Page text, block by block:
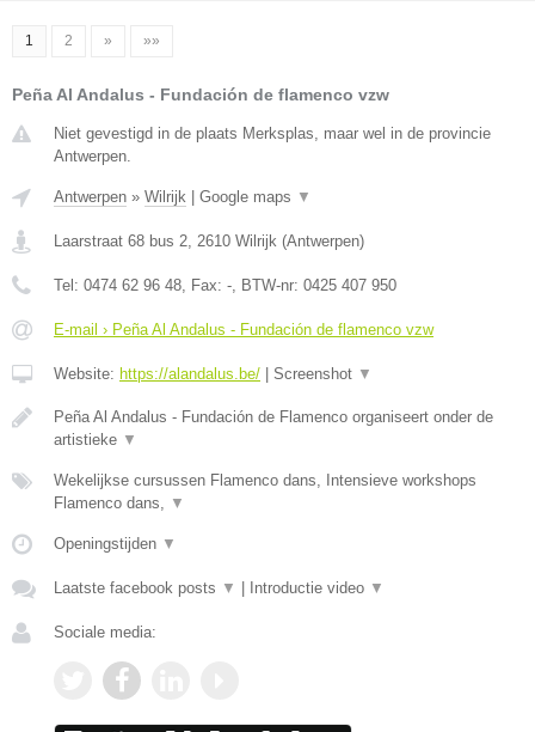
1 2 » »»
Peña Al Andalus - Fundación de flamenco vzw
Niet gevestigd in de plaats Merksplas, maar wel in de provincie
Antwerpen.
Antwerpen » Wilrijk Google maps ▼
Laarstraat 68 bus 2, 2610 Wilrijk (Antwerpen)
Tel: 0474 62 96 48, Fax: -, BTW-nr: 0425 407 950
E-mail › Peña Al Andalus - Fundación de flamenco vzw
Website: https://alandalus.be/ Screenshot ▼
Peña Al Andalus - Fundación de Flamenco organiseert onder de
artistieke ▼
Wekelijkse cursussen Flamenco dans, Intensieve workshops
Flamenco dans, ▼
Openingstijden ▼
Laatste facebook posts ▼ Introductie video ▼
Sociale media: